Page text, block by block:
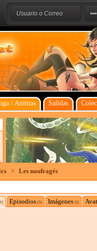
/ Animas Salidas
> Les naufragés
Episodios (0) Imágenes (0)